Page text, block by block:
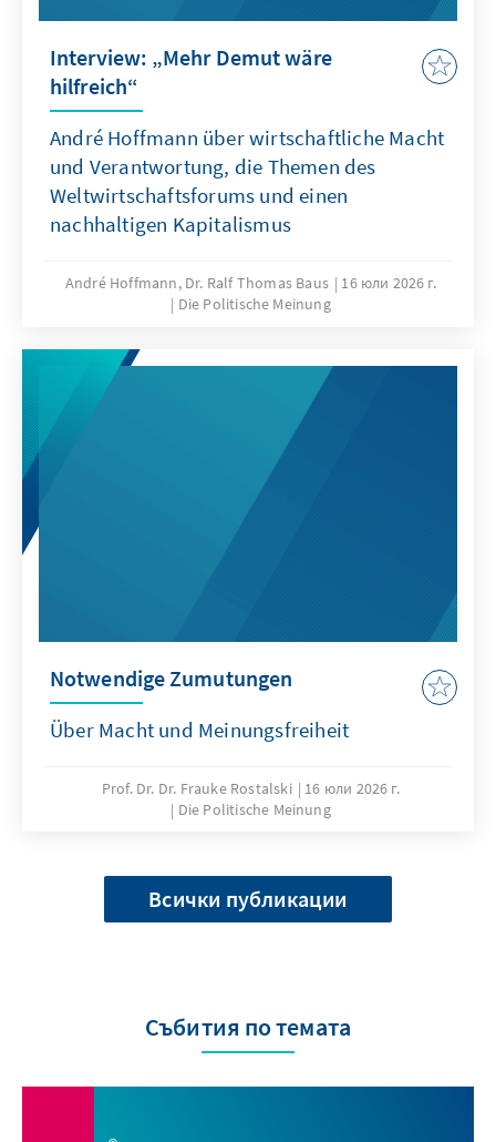
Interview: „Mehr Demut wäre
hilfreich“
André Hoffmann über wirtschaftliche Macht
und Verantwortung, die Themen des
Weltwirtschaftsforums und einen
nachhaltigen Kapitalismus
André Hoffmann, Dr. Ralf Thomas Baus
16 юли 2026 г.
Die Politische Meinung
Notwendige Zumutungen
Über Macht und Meinungsfreiheit
Prof. Dr. Dr. Frauke Rostalski
16 юли 2026 г.
Die Politische Meinung
Всички публикации
Събития по темата